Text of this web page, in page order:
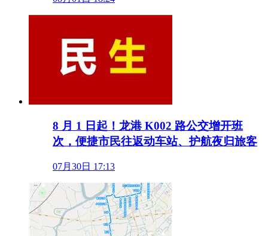
8 月 1 日起！龙港 K002 路公交增开班
次，便捷市民往返动车站、护航夜归旅客
07月30日 17:13